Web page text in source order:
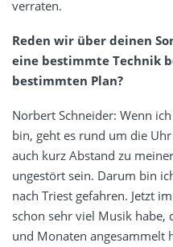
verraten.
Reden wir über deinen
eine bestimmte Technik
bestimmten Plan?
Norbert Schneider: Wenn
bin, geht es rund um die
auch kurz Abstand zu
ungestört sein. Darum bin
nach Triest gefahren. Jetzt
schon sehr viel Musik habe,
und Monaten angesammelt